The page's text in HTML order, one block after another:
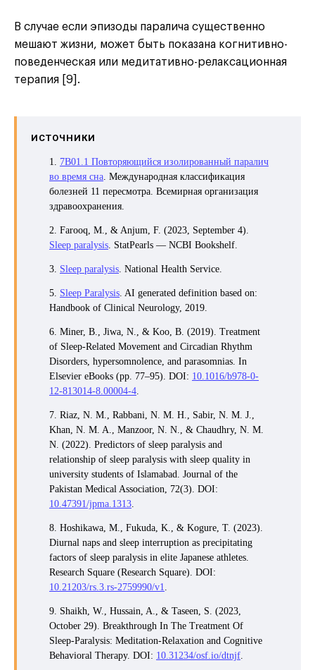
В случае если эпизоды паралича существенно
мешают жизни, может быть показана когнитивно-
поведенческая или медитативно-релаксационная
терапия [9].
ИСТОЧНИКИ
1. 7B01.1 Повторяющийся изолированный паралич
во время сна. Международная классификация
болезней 11 пересмотра. Всемирная организация
здравоохранения.
2. Farooq, M., & Anjum, F. (2023, September 4).
Sleep paralysis. StatPearls — NCBI Bookshelf.
3. Sleep paralysis. National Health Service.
5. Sleep Paralysis. AI generated definition based on:
Handbook of Clinical Neurology, 2019.
6. Miner, B., Jiwa, N., & Koo, B. (2019). Treatment
of Sleep-Related Movement and Circadian Rhythm
Disorders, hypersomnolence, and parasomnias. In
Elsevier eBooks (pp. 77–95). DOI: 10.1016/b978-0-
12-813014-8.00004-4.
7. Riaz, N. M., Rabbani, N. M. H., Sabir, N. M. J.,
Khan, N. M. A., Manzoor, N. N., & Chaudhry, N. M.
N. (2022). Predictors of sleep paralysis and
relationship of sleep paralysis with sleep quality in
university students of Islamabad. Journal of the
Pakistan Medical Association, 72(3). DOI:
10.47391/jpma.1313.
8. Hoshikawa, M., Fukuda, K., & Kogure, T. (2023).
Diurnal naps and sleep interruption as precipitating
factors of sleep paralysis in elite Japanese athletes.
Research Square (Research Square). DOI:
10.21203/rs.3.rs-2759990/v1.
9. Shaikh, W., Hussain, A., & Taseen, S. (2023,
October 29). Breakthrough In The Treatment Of
Sleep-Paralysis: Meditation-Relaxation and Cognitive
Behavioral Therapy. DOI: 10.31234/osf.io/dtnjf.